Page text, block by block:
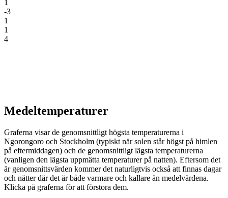
1
-3
1
1
4
Medeltemperaturer
Graferna visar de genomsnittligt högsta temperaturerna i
Ngorongoro och Stockholm (typiskt när solen står högst på himlen
på eftermiddagen) och de genomsnittligt lägsta temperaturerna
(vanligen den lägsta uppmätta temperaturer på natten). Eftersom det
är genomsnittsvärden kommer det naturligtvis också att finnas dagar
och nätter där det är både varmare och kallare än medelvärdena.
Klicka på graferna för att förstora dem.